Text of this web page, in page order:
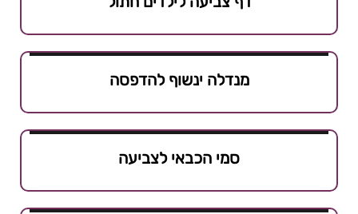
מנדלה ינשוף להדפסה
סמי הכבאי לצביעה